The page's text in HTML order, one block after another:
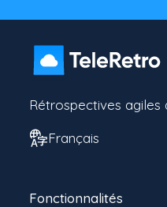
Rétrospectives
Français
Fonctionnalités